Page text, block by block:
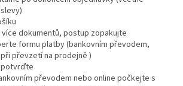
dokumentů, postup zopakujte
formu platby (bankovním převodem,
převzetí na prodejně )
převodem nebo online počkejte s